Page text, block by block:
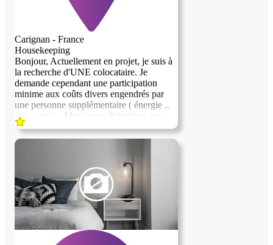
Carignan - France
Housekeeping
Bonjour, Actuellement en projet, je suis à
la recherche d'UNE colocataire. Je
demande cependant une participation
minime aux coûts divers engendrés par
une personne supplémentaire ( énergie ..
eau .. etc )... Merci pour l'attention que
vous pourrez porter à ce projet ...